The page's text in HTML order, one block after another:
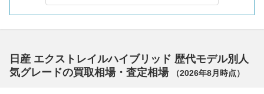
日産 エクストレイルハイブリッド 歴代モデル別人
気グレードの買取相場・査定相場
（2026年8月 時点）